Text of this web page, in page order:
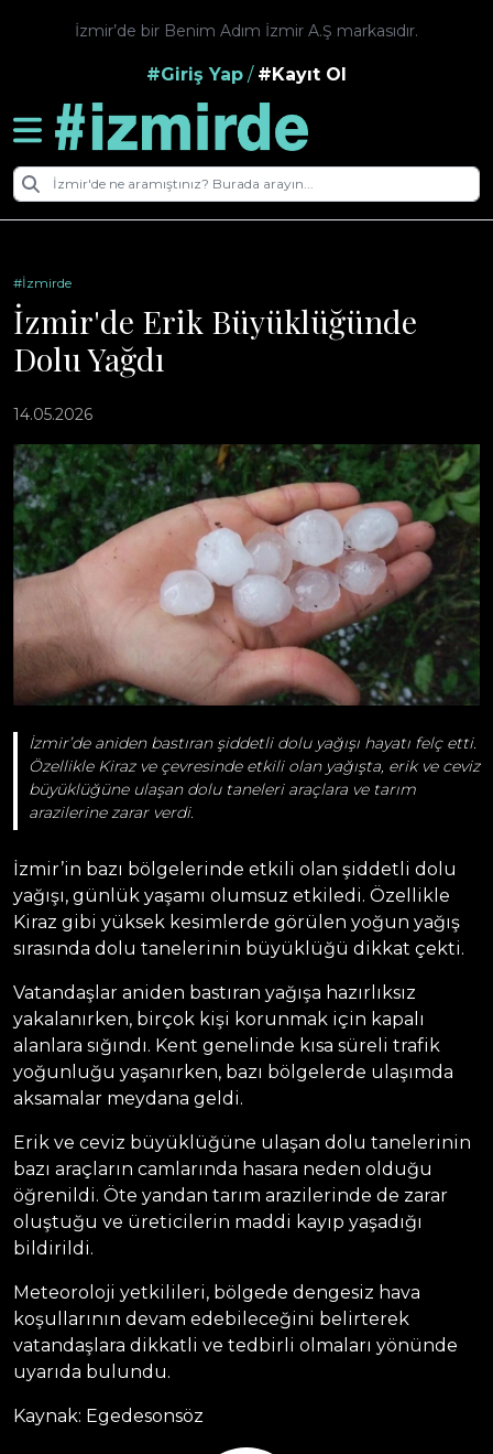
İzmir’de bir Benim Adım İzmir A.Ş markasıdır.
#Giriş Yap / #Kayıt Ol
#İzmirde
İzmir'de Erik Büyüklüğünde
Dolu Yağdı
14.05.2026
İzmir’de aniden bastıran şiddetli dolu yağışı hayatı felç etti.
Özellikle Kiraz ve çevresinde etkili olan yağışta, erik ve ceviz
büyüklüğüne ulaşan dolu taneleri araçlara ve tarım
arazilerine zarar verdi.
İzmir’in bazı bölgelerinde etkili olan şiddetli dolu
yağışı, günlük yaşamı olumsuz etkiledi. Özellikle
Kiraz gibi yüksek kesimlerde görülen yoğun yağış
sırasında dolu tanelerinin büyüklüğü dikkat çekti.
Vatandaşlar aniden bastıran yağışa hazırlıksız
yakalanırken, birçok kişi korunmak için kapalı
alanlara sığındı. Kent genelinde kısa süreli trafik
yoğunluğu yaşanırken, bazı bölgelerde ulaşımda
aksamalar meydana geldi.
Erik ve ceviz büyüklüğüne ulaşan dolu tanelerinin
bazı araçların camlarında hasara neden olduğu
öğrenildi. Öte yandan tarım arazilerinde de zarar
oluştuğu ve üreticilerin maddi kayıp yaşadığı
bildirildi.
Meteoroloji yetkilileri, bölgede dengesiz hava
koşullarının devam edebileceğini belirterek
vatandaşlara dikkatli ve tedbirli olmaları yönünde
uyarıda bulundu.
Kaynak: Egedesonsöz